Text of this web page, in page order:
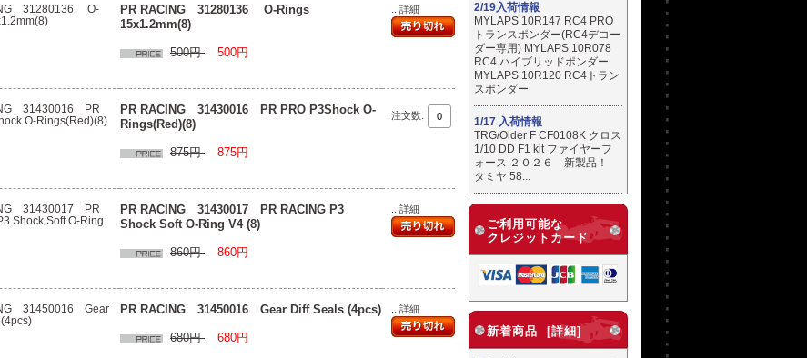
PR RACING 31280136 O-Rings
15x1.2mm(8)
500円 500円
...詳細
PR RACING 31430016 PR PRO P3Shock O-
Rings(Red)(8)
875円 875円
注文数:
PR RACING 31430017 PR RACING P3
Shock Soft O-Ring V4 (8)
860円 860円
...詳細
PR RACING 31450016 Gear Diff Seals (4pcs)
680円 680円
...詳細
2/19入荷情報
MYLAPS 10R147 RC4 PRO
トランスポンダー(RC4デコー
ダー専用) MYLAPS 10R078
RC4 ハイブリッドポンダー
MYLAPS 10R120 RC4トラン
スポンダー
1/17 入荷情報
TRG/Older F CF0108K クロス
1/10 DD F1 kit ファイヤーフ
ォース ２０２６ 新製品！
タミヤ 58...
ご利用可能な
クレジットカード
新着商品 [詳細]